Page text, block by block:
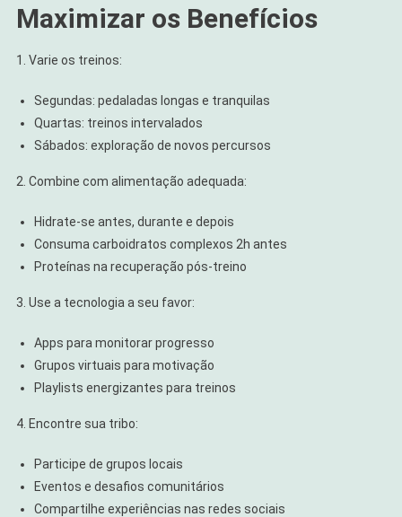
Maximizar os Benefícios
1. Varie os treinos:
Segundas: pedaladas longas e tranquilas
Quartas: treinos intervalados
Sábados: exploração de novos percursos
2. Combine com alimentação adequada:
Hidrate-se antes, durante e depois
Consuma carboidratos complexos 2h antes
Proteínas na recuperação pós-treino
3. Use a tecnologia a seu favor:
Apps para monitorar progresso
Grupos virtuais para motivação
Playlists energizantes para treinos
4. Encontre sua tribo:
Participe de grupos locais
Eventos e desafios comunitários
Compartilhe experiências nas redes sociais